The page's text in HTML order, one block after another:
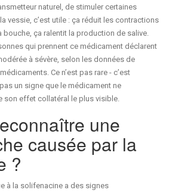
naturel, de stimuler certaines
vessie, c’est utile : ça réduit les contractions
bouche, ça ralentit la production de salive.
qui prennent ce médicament déclarent
à sévère, selon les données de
Ce n’est pas rare - c’est
un signe que le médicament ne
son effet collatéral le plus visible.
une
causée par la
?
à la solifenacine a des signes